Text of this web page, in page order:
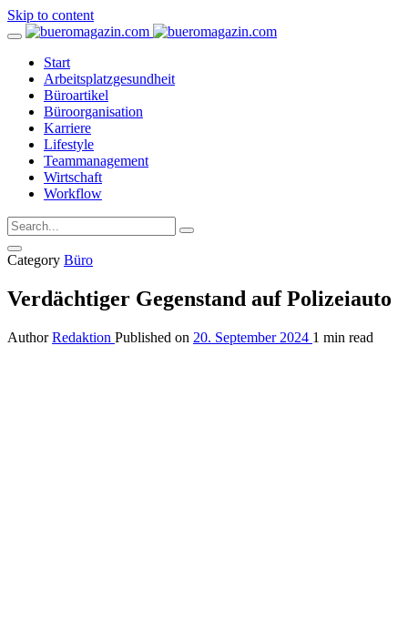
Skip to content
Start
Arbeitsplatzgesundheit
Büroartikel
Büroorganisation
Karriere
Lifestyle
Teammanagement
Wirtschaft
Workflow
Category Büro
Verdächtiger Gegenstand auf Polizeiauto
Author Redaktion Published on 20. September 2024 1 min read